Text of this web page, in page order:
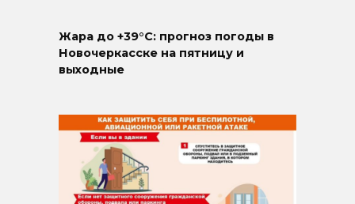
Жара до +39°C: прогноз погоды в
Новочеркасске на пятницу и
выходные